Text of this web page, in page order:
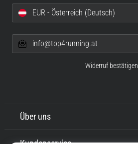
Über uns
EUR - Österreich (Deutsch)
info@top4running.at
Widerruf bestätigen